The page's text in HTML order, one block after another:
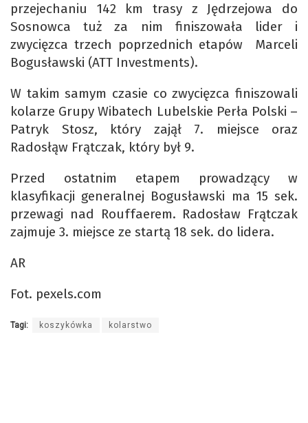
przejechaniu 142 km trasy z Jędrzejowa do
Sosnowca tuż za nim finiszowała lider i
zwycięzca trzech poprzednich etapów Marceli
Bogusławski (ATT Investments).
W takim samym czasie co zwycięzca finiszowali
kolarze Grupy Wibatech Lubelskie Perła Polski –
Patryk Stosz, który zajął 7. miejsce oraz
Radosłąw Frątczak, który był 9.
Przed ostatnim etapem prowadzący w
klasyfikacji generalnej Bogusławski ma 15 sek.
przewagi nad Rouffaerem. Radosław Frątczak
zajmuje 3. miejsce ze startą 18 sek. do lidera.
AR
Fot. pexels.com
Tagi: koszykówka kolarstwo